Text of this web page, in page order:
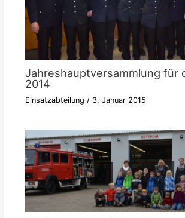
Jahreshauptversammlung für
2014
Einsatzabteilung / 3. Januar 2015